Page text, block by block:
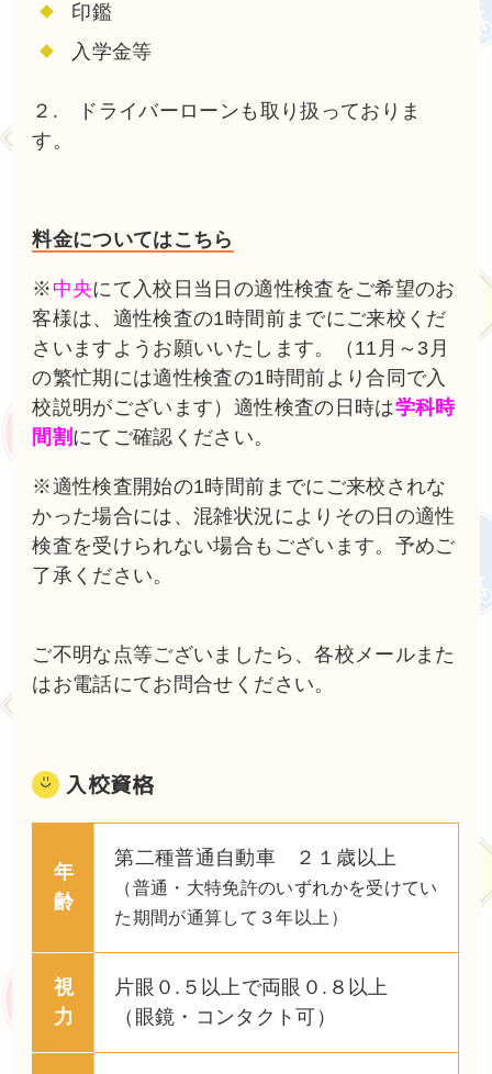
印鑑
入学金等
２. ドライバーローンも取り扱っておりま
す。
料金についてはこちら
※ 中央にて入校日当日の適性検査をご希望のお
客様は、適性検査の1時間前までにご来校くだ
さいますようお願いいたします。（11月～3月
の繁忙期には適性検査の1時間前より合同で入
校説明がございます）適性検査の日時は学科時
間割 にてご確認ください。
※適性検査開始の1時間前までにご来校されな
かった場合には、混雑状況によりその日の適性
検査を受けられない場合もございます。予めご
了承ください。
ご不明な点等ございましたら、各校メールまた
はお電話にてお問合せください。
入校資格
年
齢
第二種普通自動車 ２１歳以上
（普通・大特免許のいずれかを受けてい
た期間が通算して３年以上）
視
力
片眼０.５以上で両眼０.８以上
（眼鏡・コンタクト可）